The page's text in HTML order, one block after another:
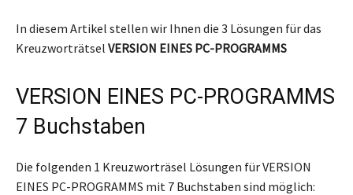
In diesem Artikel stellen wir Ihnen die 3 Lösungen für das
Kreuzworträtsel VERSION EINES PC-PROGRAMMS
VERSION EINES PC-PROGRAMMS
7 Buchstaben
Die folgenden 1 Kreuzworträsel Lösungen für VERSION
EINES PC-PROGRAMMS mit 7 Buchstaben sind möglich: